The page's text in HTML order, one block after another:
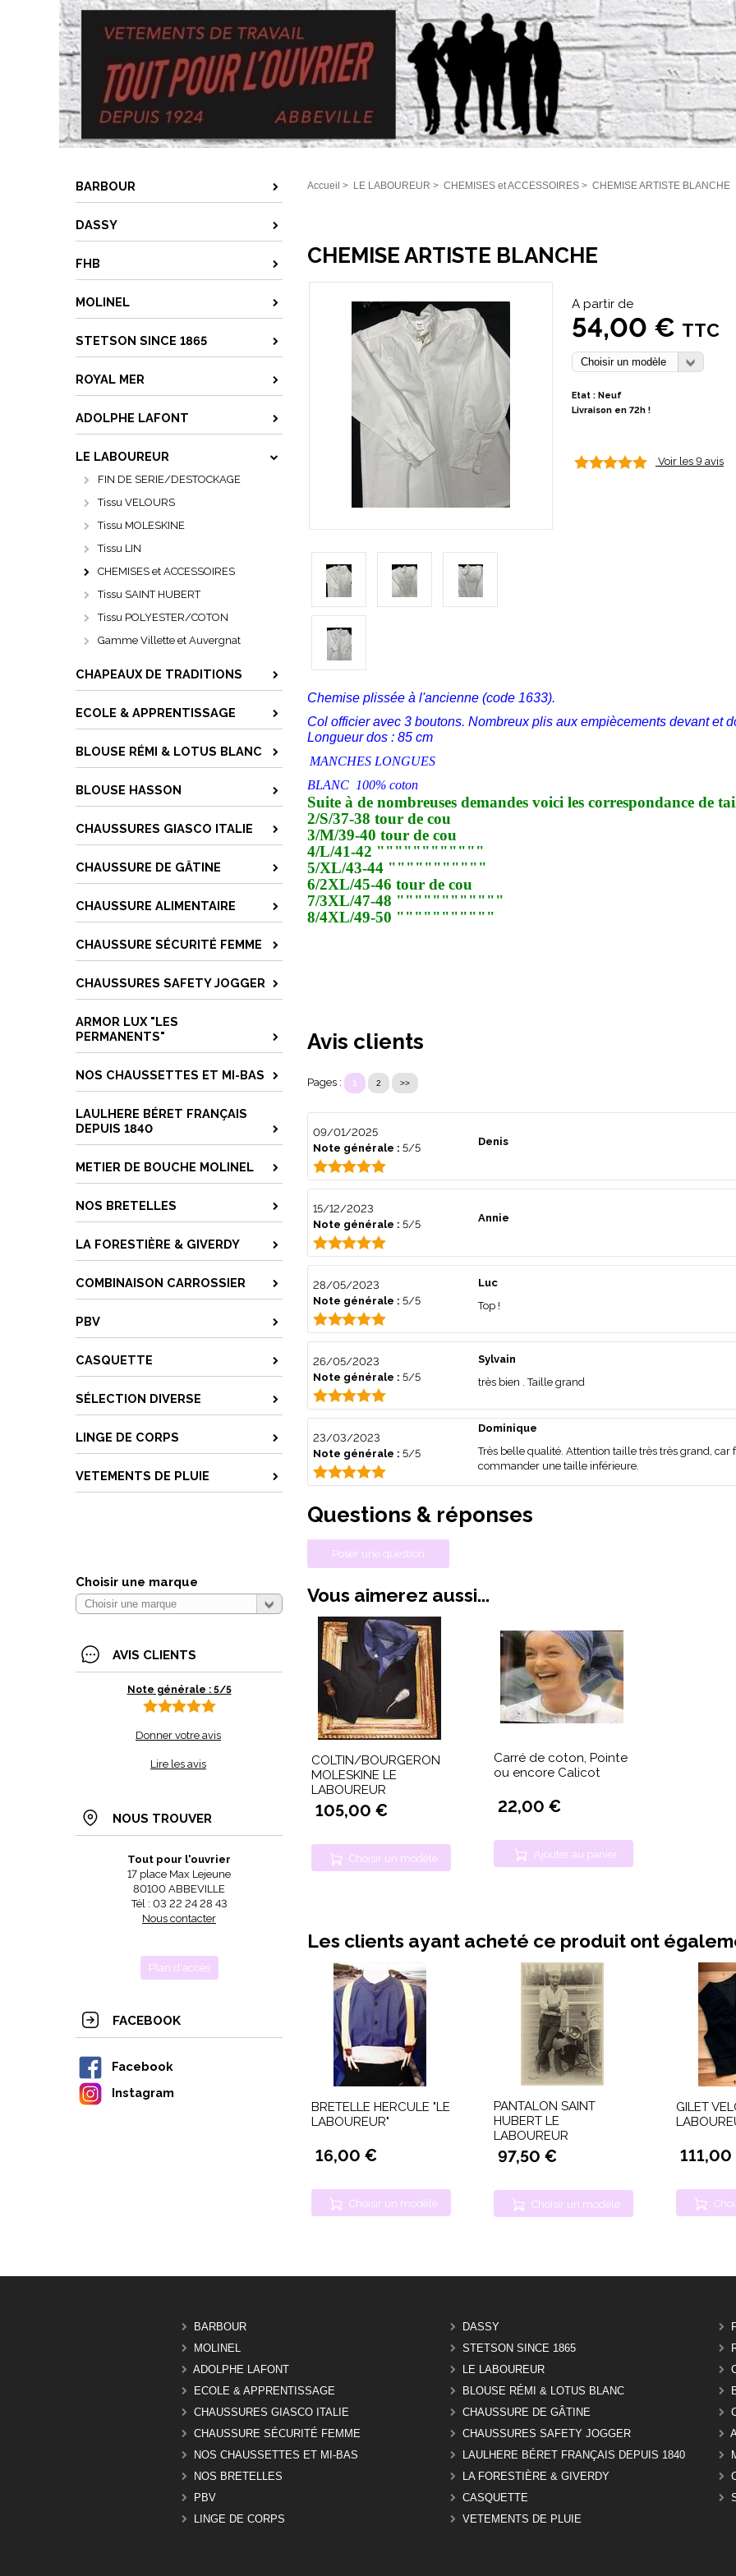
BARBOUR
DASSY
FHB
MOLINEL
STETSON SINCE 1865
ROYAL MER
ADOLPHE LAFONT
LE LABOUREUR
FIN DE SERIE/DESTOCKAGE
Tissu VELOURS
Tissu MOLESKINE
Tissu LIN
CHEMISES et ACCESSOIRES
Tissu SAINT HUBERT
Tissu POLYESTER/COTON
Gamme Villette et Auvergnat
CHAPEAUX DE TRADITIONS
ECOLE & APPRENTISSAGE
BLOUSE RÉMI & LOTUS BLANC
BLOUSE HASSON
CHAUSSURES GIASCO ITALIE
CHAUSSURE DE GÂTINE
CHAUSSURE ALIMENTAIRE
CHAUSSURE SÉCURITÉ FEMME
CHAUSSURES SAFETY JOGGER
ARMOR LUX "LES
PERMANENTS"
NOS CHAUSSETTES ET MI-BAS
LAULHERE BÉRET FRANÇAIS
DEPUIS 1840
METIER DE BOUCHE MOLINEL
NOS BRETELLES
LA FORESTIÈRE & GIVERDY
COMBINAISON CARROSSIER
PBV
CASQUETTE
SÉLECTION DIVERSE
LINGE DE CORPS
VETEMENTS DE PLUIE
Choisir une marque
AVIS CLIENTS
Note générale : 5/5
Donner votre avis
Lire les avis
NOUS TROUVER
Tout pour l'ouvrier
17 place Max Lejeune
80100 ABBEVILLE
Tél : 03 22 24 28 43
Nous contacter
Plan d'accès
FACEBOOK
Facebook
Instagram
Accueil > LE LABOUREUR > CHEMISES et ACCESSOIRES > CHEMISE ARTISTE BLANCHE
CHEMISE ARTISTE BLANCHE
A partir de
54,00 € TTC
Etat : Neuf
Livraison en 72h !
Voir les 9 avis
Chemise plissée à l'ancienne (code 1633).
Col officier avec 3 boutons. Nombreux plis aux empiècements devant et
Longueur dos : 85 cm
MANCHES LONGUES
BLANC 100% coton
Suite à de nombreuses demandes voici les correspondance de
2/S/37-38 tour de cou
3/M/39-40 tour de cou
4/L/41-42 """"""""""""
5/XL/43-44 """""""""""
6/2XL/45-46 tour de cou
7/3XL/47-48 """"""""""""
8/4XL/49-50 """""""""""
Avis clients
Pages : 1 2 >>
09/01/2025
Note générale : 5/5
Denis
15/12/2023
Note générale : 5/5
Annie
28/05/2023
Note générale : 5/5
Luc
Top !
26/05/2023
Note générale : 5/5
Sylvain
très bien . Taille grand
23/03/2023
Note générale : 5/5
Dominique
Très belle qualité. Attention taille très très grand,
commander une taille inférieure.
Questions & réponses
Poser une question
Vous aimerez aussi...
COLTIN/BOURGERON
MOLESKINE LE
LABOUREUR
105,00 €
Choisir un modèle
Carré de coton, Pointe
ou encore Calicot
22,00 €
Ajouter au panier
Les clients ayant acheté ce produit ont
BRETELLE HERCULE "LE
LABOUREUR"
16,00 €
Choisir un modèle
PANTALON SAINT
HUBERT LE
LABOUREUR
97,50 €
Choisir un modèle
GILET
BARBOUR DASSY
MOLINEL
STETSON SINCE 1865
ADOLPHE LAFONT
LE LABOUREUR
ECOLE & APPRENTISSAGE
BLOUSE RÉMI & LOTUS BLANC
CHAUSSURES GIASCO ITALIE
CHAUSSURE DE GÂTINE
CHAUSSURE SÉCURITÉ FEMME
CHAUSSURES SAFETY JOGGER
NOS CHAUSSETTES ET MI-BAS
LAULHERE BÉRET FRANÇAIS DEPUIS 1840
NOS BRETELLES
LA FORESTIÈRE & GIVERDY
PBV
CASQUETTE
LINGE DE CORPS
VETEMENTS DE PLUIE